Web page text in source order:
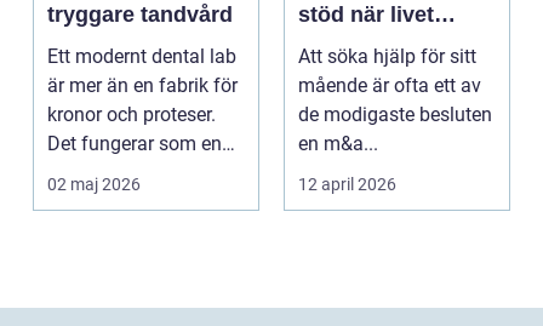
tryggare tandvård
Ett modernt dental lab
är mer än en fabrik för
kronor och proteser.
Det fungerar som en
förlängning ...
02 maj 2026
stöd när livet
skaver
Att söka hjälp för sitt
mående är ofta ett av
de modigaste besluten
en m&a...
12 april 2026